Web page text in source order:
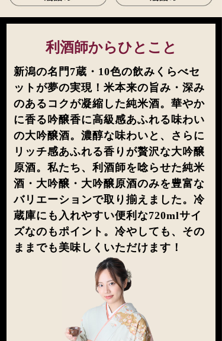
利酒師からひとこと
新潟の名門7蔵・10色の飲みくらべセ
ットが夢の実現！米本来の旨み・深み
のあるコクが凝縮した純米酒。華やか
に香る吟醸香に高級感あふれる味わい
の大吟醸酒。濃醇な味わいと、さらに
リッチ感あふれる香りが贅沢な大吟醸
原酒。私たち、利酒師を唸らせた純米
酒・大吟醸・大吟醸原酒のみを豊富な
バリエーションで取り揃えました。冷
蔵庫にも入れやすい便利な720mlサイ
ズなのもポイント。冷やしても、その
ままでも美味しくいただけます！